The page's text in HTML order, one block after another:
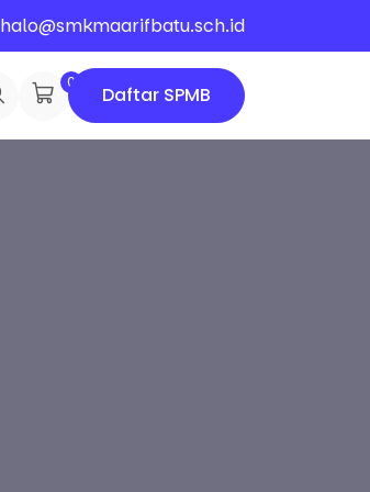
halo@smkmaarifbatu.sch.id
0
Daftar SPMB